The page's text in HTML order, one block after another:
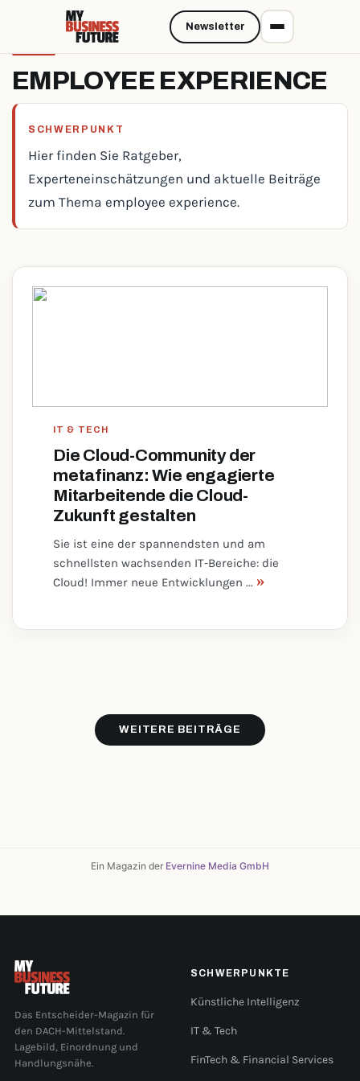
EMPLOYEE EXPERIENCE
SCHWERPUNKT
Hier finden Sie Ratgeber,
Experteneinschätzungen und aktuelle Beiträge
zum Thema employee experience.
IT & TECH
Die Cloud-Community der
metafinanz: Wie engagierte
Mitarbeitende die Cloud-
Zukunft gestalten
Sie ist eine der spannendsten und am
schnellsten wachsenden IT-Bereiche: die
Cloud! Immer neue Entwicklungen ... »
WEITERE BEITRÄGE
Ein Magazin der Evernine Media GmbH
Newsletter
Das Entscheider-Magazin für
den DACH-Mittelstand.
Lagebild, Einordnung und
Handlungsnähe.
SCHWERPUNKTE
Künstliche Intelligenz
IT & Tech
FinTech & Financial Services